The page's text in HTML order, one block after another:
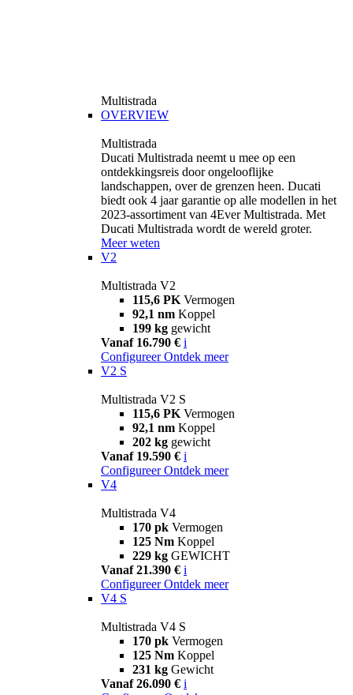
Multistrada
OVERVIEW
Multistrada
Ducati Multistrada neemt u mee op een
ontdekkingsreis door ongelooflijke
landschappen, over de grenzen heen. Ducati
biedt ook 4 jaar garantie op alle modellen in het
2023-assortiment van 4Ever Multistrada. Met
Ducati Multistrada wordt de wereld groter.
Meer weten
V2
Multistrada V2
115,6 PK Vermogen
92,1 nm Koppel
199 kg gewicht
Vanaf 16.790 € i
Configureer Ontdek meer
V2 S
Multistrada V2 S
115,6 PK Vermogen
92,1 nm Koppel
202 kg gewicht
Vanaf 19.590 € i
Configureer Ontdek meer
V4
Multistrada V4
170 pk Vermogen
125 Nm Koppel
229 kg GEWICHT
Vanaf 21.390 € i
Configureer Ontdek meer
V4 S
Multistrada V4 S
170 pk Vermogen
125 Nm Koppel
231 kg Gewicht
Vanaf 26.090 € i